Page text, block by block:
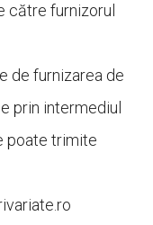
către furnizorul
de furnizarea de
prin intermediul
poate trimite